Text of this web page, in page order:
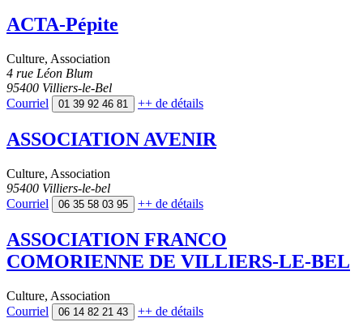
ACTA-Pépite
Culture, Association
4 rue Léon Blum
95400 Villiers-le-Bel
Courriel
01 39 92 46 81 ++ de détails
ASSOCIATION AVENIR
Culture, Association
95400 Villiers-le-bel
Courriel
06 35 58 03 95 ++ de détails
ASSOCIATION FRANCO
COMORIENNE DE VILLIERS-LE-BEL
Culture, Association
Courriel
06 14 82 21 43 ++ de détails